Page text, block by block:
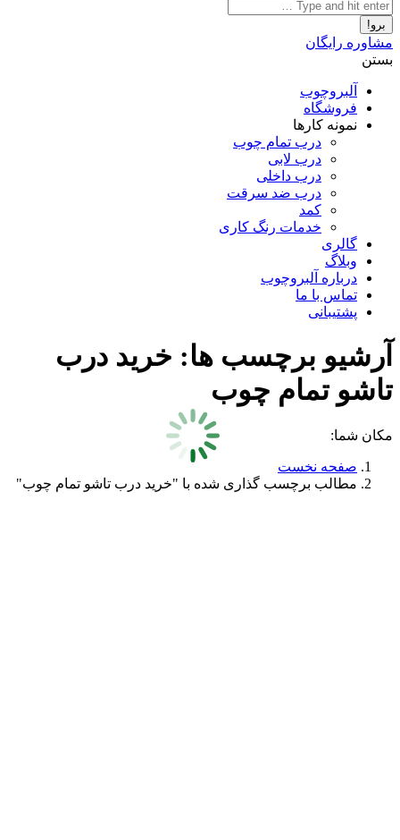
مشاوره رایگان
بستن
آلبروچوب
فروشگاه
نمونه کارها
درب تمام چوب
درب لابی
درب داخلی
درب ضد سرقت
کمد
خدمات رنگ کاری
گالری
وبلاگ
درباره آلبروچوب
تماس با ما
پشتیبانی
آرشیو برچسب ها: خرید درب
تاشو تمام چوب
مکان شما:
صفحه نخست
مطالب برچسب گذاری شده با "خرید درب تاشو تمام چوب"